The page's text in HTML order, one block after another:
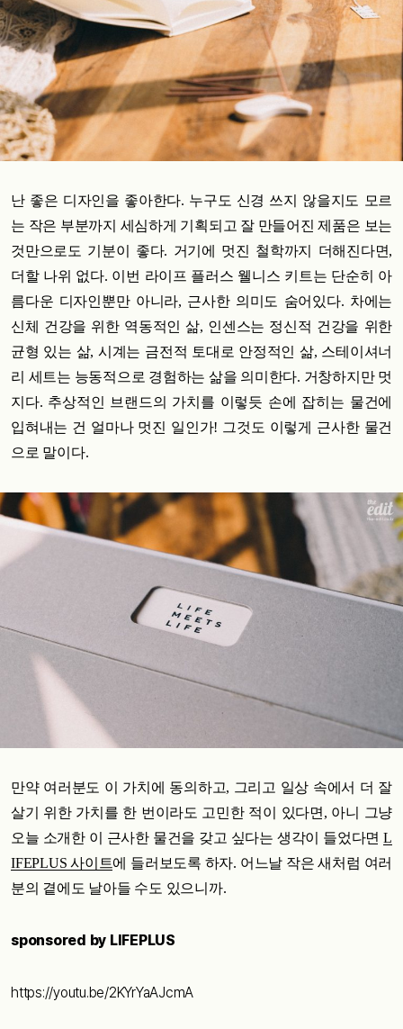
난 좋은 디자인을 좋아한다. 누구도 신경 쓰지 않을지도 모르
는 작은 부분까지 세심하게 기획되고 잘 만들어진 제품은 보는
것만으로도 기분이 좋다. 거기에 멋진 철학까지 더해진다면,
더할 나위 없다. 이번 라이프 플러스 웰니스 키트는 단순히 아
름다운 디자인뿐만 아니라, 근사한 의미도 숨어있다. 차에는
신체 건강을 위한 역동적인 삶, 인센스는 정신적 건강을 위한
균형 있는 삶, 시계는 금전적 토대로 안정적인 삶, 스테이셔너
리 세트는 능동적으로 경험하는 삶을 의미한다. 거창하지만 멋
지다. 추상적인 브랜드의 가치를 이렇듯 손에 잡히는 물건에
입혀내는 건 얼마나 멋진 일인가! 그것도 이렇게 근사한 물건
으로 말이다.
만약 여러분도 이 가치에 동의하고, 그리고 일상 속에서 더 잘
살기 위한 가치를 한 번이라도 고민한 적이 있다면, 아니 그냥
오늘 소개한 이 근사한 물건을 갖고 싶다는 생각이 들었다면L
IFEPLUS 사이트에 들러보도록 하자. 어느날 작은 새처럼 여러
분의 곁에도 날아들 수도 있으니까.
sponsored by LIFEPLUS
https://youtu.be/2KYrYaAJcmA